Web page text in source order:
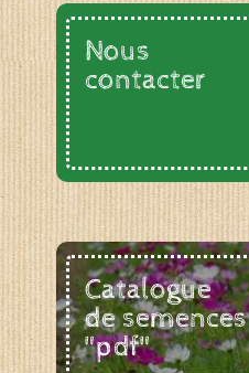
Nous
contacter
Catalogue
de semences
"pdf"